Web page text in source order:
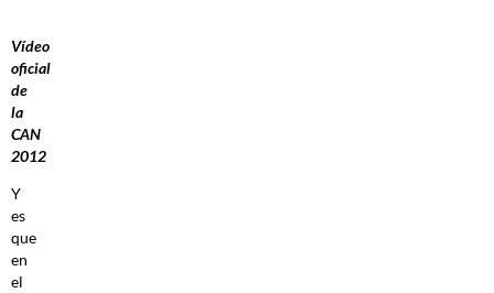
Vídeo
oficial
de
la
CAN
2012
Y
es
que
en
el